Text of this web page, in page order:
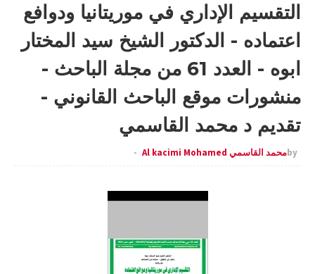
التقسيم الإداري في موريتانيا ودوافع
اعتماده - الدكتور الشيخ سيد المختار
ابوه - العدد 61 من مجلة الباحث -
منشورات موقع الباحث القانوني -
تقديم د محمد القاسمي
byمحمد القاسمي Al kacimi Mohamed